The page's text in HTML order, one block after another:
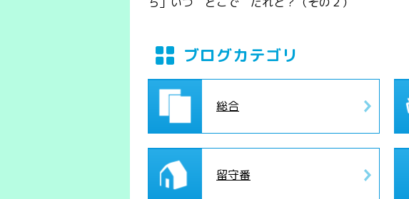
ブログカテゴリ
総合
留守番